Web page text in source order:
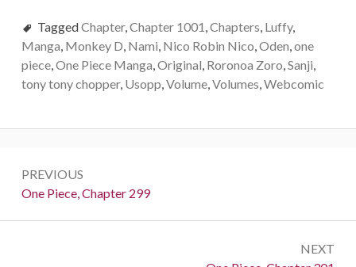
TaggedChapter, Chapter 1001 Chapters Luffy,
Manga Monkey D Nami Nico Robin Nico Oden one
piece, One Piece Manga Original Roronoa Zoro Sanji
tony tony chopper, Usopp Volume, Volumes Webcomic
navigation
PREVIOUS
Previous:
One Piece, Chapter 299
NEXT